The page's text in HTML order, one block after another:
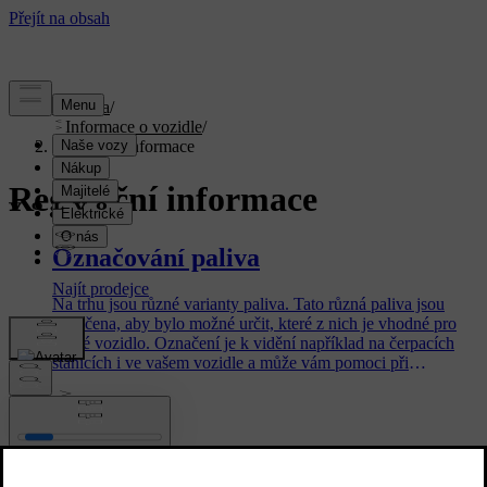
Podpora/
Informace o vozidle/
Regulační informace
Regulační informace
Označování paliva
Na trhu jsou různé varianty paliva. Tato různá paliva jsou
označena, aby bylo možné určit, které z nich je vhodné pro
určité vozidlo. Označení je k vidění například na čerpacích
stanicích i ve vašem vozidle a může vám pomoci při
Seznamy typů dětských zádržných